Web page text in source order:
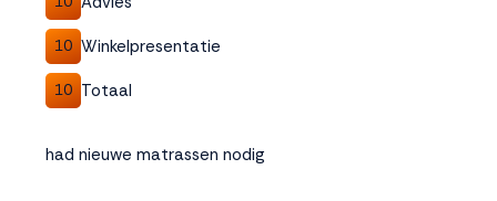
10 Winkelpresentatie
10 Totaal
had nieuwe matrassen nodig